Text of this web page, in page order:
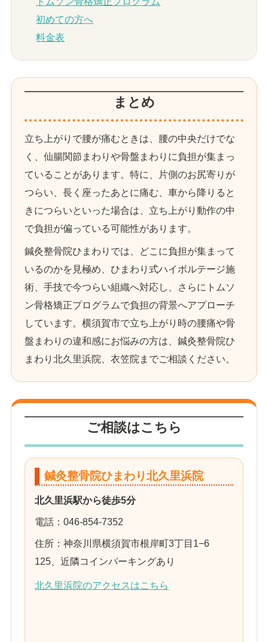
初めての方へ
料金表
まとめ
立ち上がりで腰が痛むときは、腰の中央だけでな
く、仙腸関節まわりや骨盤まわりに負担が集まっ
ていることがあります。特に、片側のお尻寄りが
つらい、長く座ったあとに痛む、車から降りると
きにつらいといった場合は、立ち上がり動作の中
で負担が偏っている可能性があります。
鍼灸整骨院ひまわりでは、どこに負担が集まって
いるのかを見極め、ひまわり式ハイボルテージ施
術、手技で今つらい組織へ対応し、さらにトムソ
ン骨格矯正プログラムで負担の背景へアプローチ
しています。横須賀市で立ち上がり時の腰痛や骨
盤まわりの違和感にお悩みの方は、鍼灸整骨院ひ
まわり北久里浜院、衣笠院までご相談ください。
ご相談はこちら
鍼灸整骨院ひまわり北久里浜院
北久里浜駅から徒歩5分
電話：046-854-7352
住所：神奈川県横須賀市根岸町3丁目1−6
125、近隣コインパーキングあり
北久里浜院のアクセスはこちら